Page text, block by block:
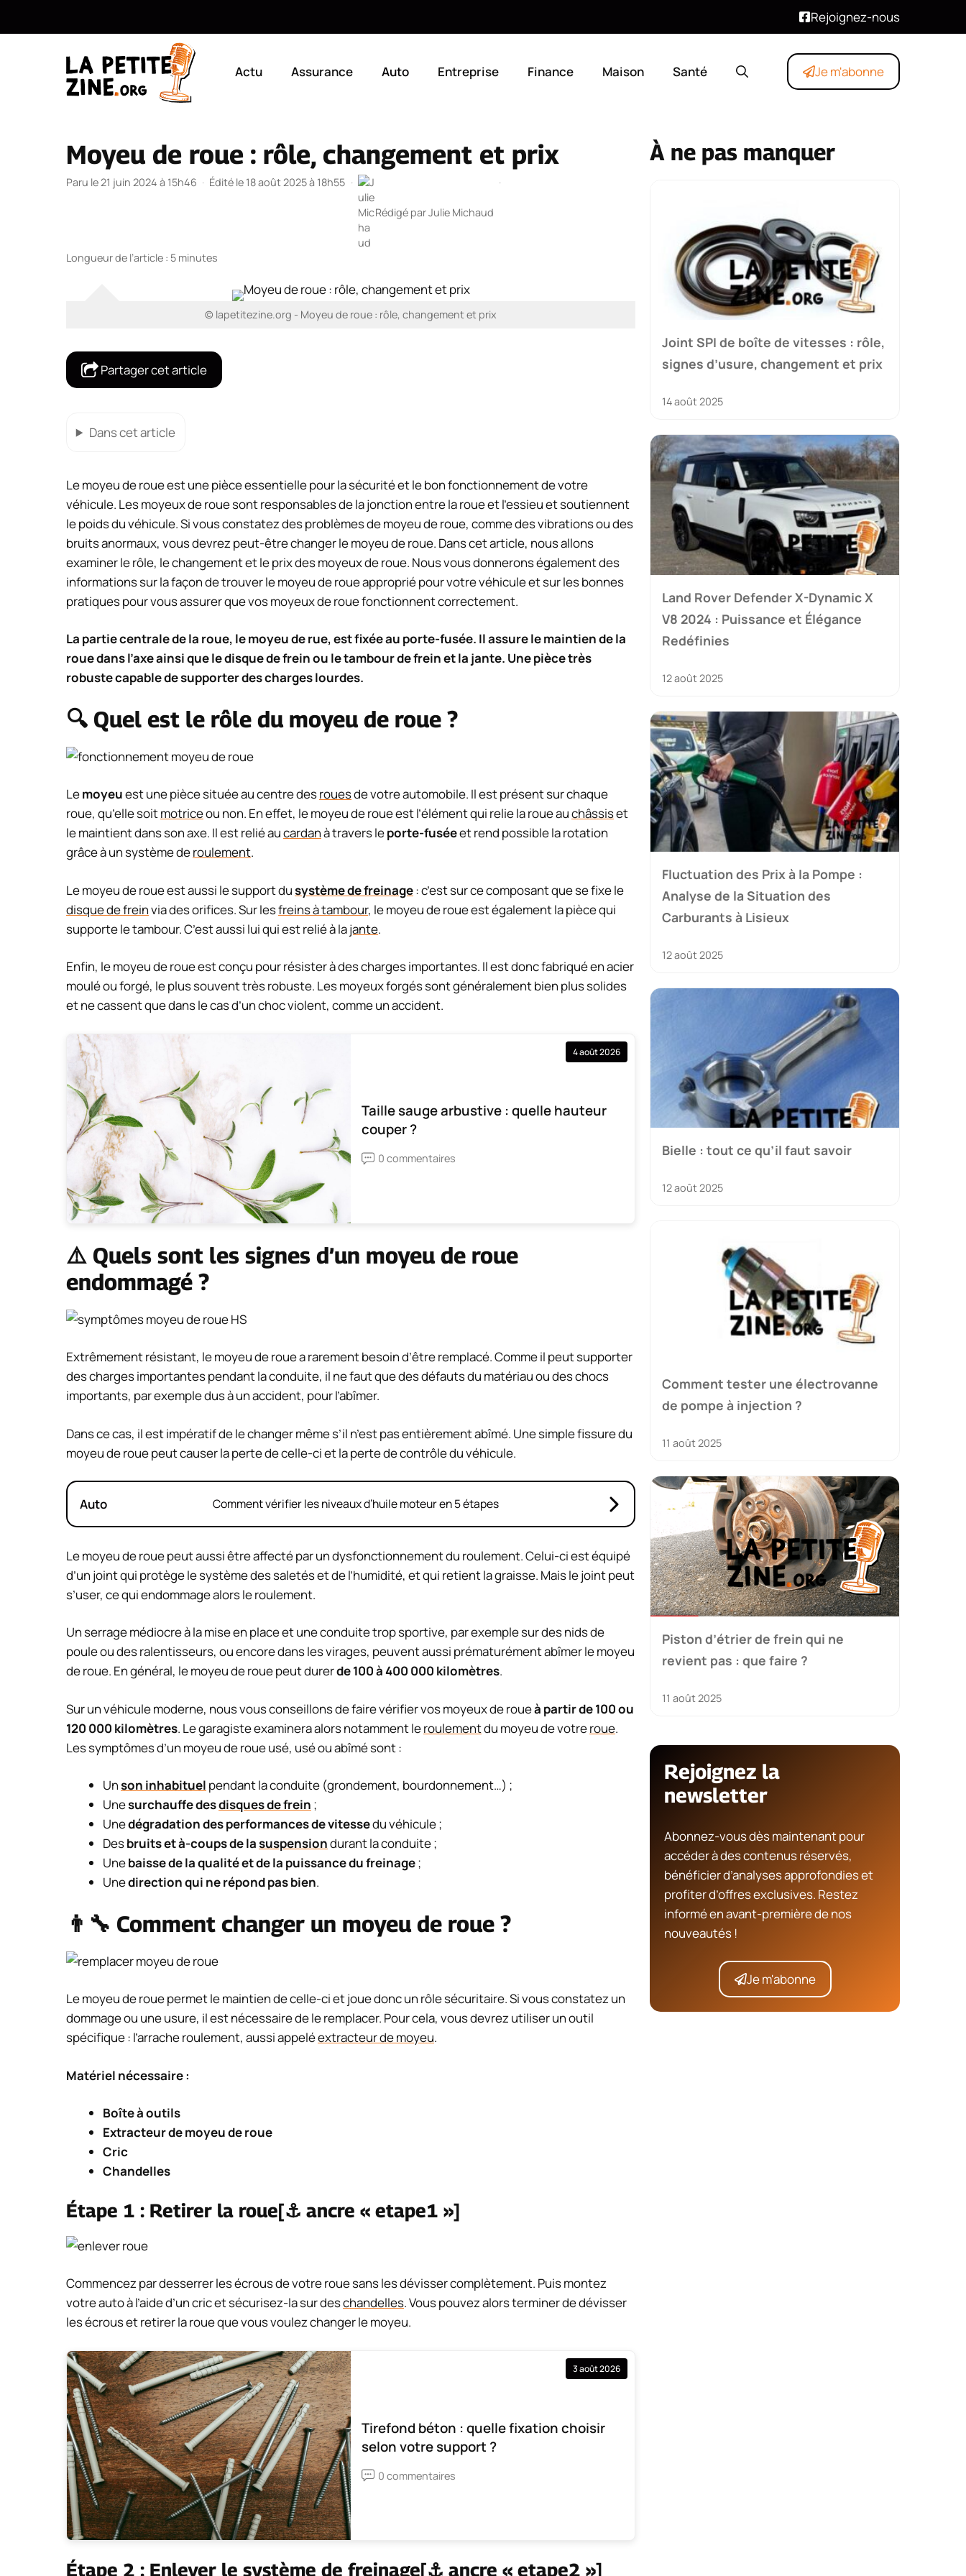
Rejoignez-nous
Actu Assurance Auto Entreprise Finance Maison Santé Je m'abonne
Moyeu de roue : rôle, changement et prix
Paru le 21 juin 2024 à 15h46 · Édité le 18 août 2025 à 18h55 ·
Rédigé parJulie Michaud
·
Longueur de l’article : 5 minutes
© lapetitezine.org - Moyeu de roue : rôle, changement et prix
Partager cet article
Dans cet article
Le moyeu de roue est une pièce essentielle pour la sécurité et le bon fonctionnement de votre
véhicule. Les moyeux de roue sont responsables de la jonction entre la roue et l’essieu et soutiennent
le poids du véhicule. Si vous constatez des problèmes de moyeu de roue, comme des vibrations ou des
bruits anormaux, vous devrez peut-être changer le moyeu de roue. Dans cet article, nous allons
examiner le rôle, le changement et le prix des moyeux de roue. Nous vous donnerons également des
informations sur la façon de trouver le moyeu de roue approprié pour votre véhicule et sur les bonnes
pratiques pour vous assurer que vos moyeux de roue fonctionnent correctement.
La partie centrale de la roue, le moyeu de rue, est fixée au porte-fusée. Il assure le maintien de la
roue dans l’axe ainsi que le disque de frein ou le tambour de frein et la jante. Une pièce très
robuste capable de supporter des charges lourdes.
🔍 Quel est le rôle du moyeu de roue ?
Lemoyeuest une pièce située au centre desrouesde votre automobile. Il est présent sur chaque
roue, qu’elle soitmotriceou non. En effet, le moyeu de roue est l’élément qui relie la roue auchâssiset
le maintient dans son axe. Il est relié aucardanà travers leporte-fuséeet rend possible la rotation
grâce à un système deroulement.
Le moyeu de roue est aussi le support dusystème de freinage: c’est sur ce composant que se fixe le
disque de freinvia des orifices. Sur lesfreins à tambour, le moyeu de roue est également la pièce qui
supporte le tambour. C’est aussi lui qui est relié à lajante.
Enfin, le moyeu de roue est conçu pour résister à des charges importantes. Il est donc fabriqué en acier
moulé ou forgé, le plus souvent très robuste. Les moyeux forgés sont généralement bien plus solides
et ne cassent que dans le cas d’un choc violent, comme un accident.
4 août 2026
Taille sauge arbustive : quelle hauteur
couper ?
0 commentaires
⚠️ Quels sont les signes d’un moyeu de roue
endommagé ?
Extrêmement résistant, le moyeu de roue a rarement besoin d’être remplacé. Comme il peut supporter
des charges importantes pendant la conduite, il ne faut que des défauts du matériau ou des chocs
importants, par exemple dus à un accident, pour l’abîmer.
Dans ce cas, il est impératif de le changer même s’il n’est pas entièrement abîmé. Une simple fissure du
moyeu de roue peut causer la perte de celle-ci et la perte de contrôle du véhicule.
Auto Comment vérifier les niveaux d’huile moteur en 5 étapes
Le moyeu de roue peut aussi être affecté par un dysfonctionnement du roulement. Celui-ci est équipé
d’un joint qui protège le système des saletés et de l’humidité, et qui retient la graisse. Mais le joint peut
s’user, ce qui endommage alors le roulement.
Un serrage médiocre à la mise en place et une conduite trop sportive, par exemple sur des nids de
poule ou des ralentisseurs, ou encore dans les virages, peuvent aussi prématurément abîmer le moyeu
de roue. En général, le moyeu de roue peut durerde 100 à 400 000 kilomètres.
Sur un véhicule moderne, nous vous conseillons de faire vérifier vos moyeux de roueà partir de 100 ou
120 000 kilomètres. Le garagiste examinera alors notamment leroulementdu moyeu de votreroue.
Les symptômes d’un moyeu de roue usé, usé ou abîmé sont :
Unson inhabituel pendant la conduite (grondement, bourdonnement…) ;
Unesurchauffe desdisques de frein ;
Unedégradation des performances de vitessedu véhicule ;
Desbruits et à-coups de lasuspensiondurant la conduite ;
Unebaisse de la qualité et de la puissance du freinage;
Unedirection qui ne répond pas bien.
👨‍🔧 Comment changer un moyeu de roue ?
Le moyeu de roue permet le maintien de celle-ci et joue donc un rôle sécuritaire. Si vous constatez un
dommage ou une usure, il est nécessaire de le remplacer. Pour cela, vous devrez utiliser un outil
spécifique : l’arrache roulement, aussi appeléextracteur de moyeu.
Matériel nécessaire :
Boîte à outils
Extracteur de moyeu de roue
Cric
Chandelles
Étape 1 : Retirer la roue[⚓ ancre « etape1 »]
Commencez par desserrer les écrous de votre roue sans les dévisser complètement. Puis montez
votre auto à l’aide d’un cric et sécurisez-la sur deschandelles. Vous pouvez alors terminer de dévisser
les écrous et retirer la roue que vous voulez changer le moyeu.
3 août 2026
Tirefond béton : quelle fixation choisir
selon votre support ?
0 commentaires
Étape 2 : Enlever le système de freinage[⚓ ancre « etape2 »]
À ne pas manquer
Joint SPI de boîte de vitesses : rôle,
signes d’usure, changement et prix
14 août 2025
Land Rover Defender X-Dynamic X
V8 2024 : Puissance et Élégance
Redéfinies
12 août 2025
Fluctuation des Prix à la Pompe :
Analyse de la Situation des
Carburants à Lisieux
12 août 2025
Bielle : tout ce qu’il faut savoir
12 août 2025
Comment tester une électrovanne
de pompe à injection ?
11 août 2025
Piston d’étrier de frein qui ne
revient pas : que faire ?
11 août 2025
Rejoignez la
newsletter
Abonnez-vous dès maintenant pour
accéder à des contenus réservés,
bénéficier d’analyses approfondies et
profiter d’offres exclusives. Restez
informé en avant-première de nos
nouveautés !
Je m'abonne